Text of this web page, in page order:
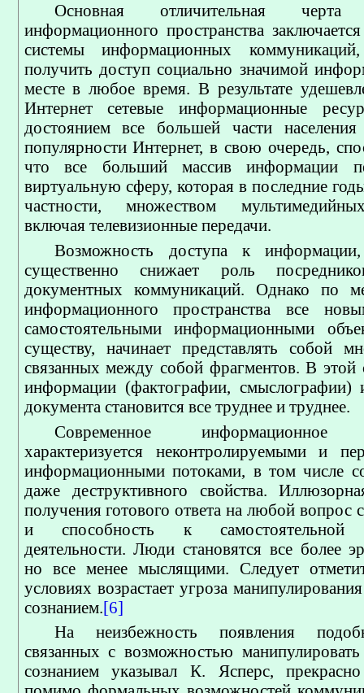
Основная отличительная черта
информационного пространства
системы информационных
получить доступ социально значимой
месте в любое время. В результате
Интернет сетевые информационные
достоянием все большей части
популярности Интернет, в свою очередь,
что все больший массив информации
виртуальную сферу, которая в последние
частности, множеством
включая телевизионные передачи.
Возможность доступа к
существенно снижает роль
документных коммуникаций. Однако по
информационного пространства все
самостоятельными информационными
существу, начинает представлять собой
связанных между собой фрагментов. В этой
информации (фактографии, смыслографии)
документа становится все труднее и труднее.
Современное информационное
характеризуется неконтролируемыми и
информационными потоками, в том числе
даже деструктивного свойства.
получения готового ответа на любой вопрос
и способность к самостоятельной
деятельности. Люди становятся все более
но все менее мыслящими. Следует
условиях возрастает угроза
сознанием.[6]
На неизбежность появления
связанных с возможностью
сознанием указывал К. Ясперс,